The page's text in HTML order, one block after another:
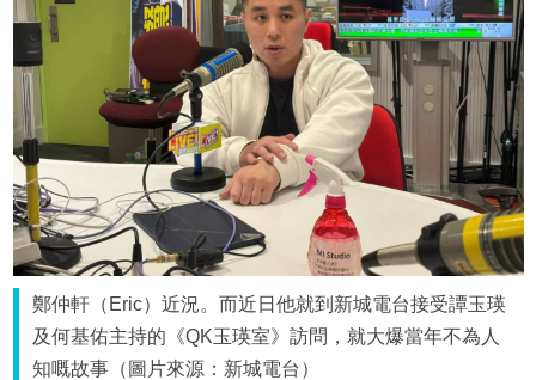
鄭仲軒（Eric）近況。而近日他就到新城電台接受譚玉瑛
及何基佑主持的《QK玉瑛室》訪問，就大爆當年不為人
知嘅故事（圖片來源：新城電台）